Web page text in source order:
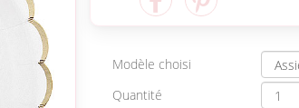
Modèle choisi
Quantité